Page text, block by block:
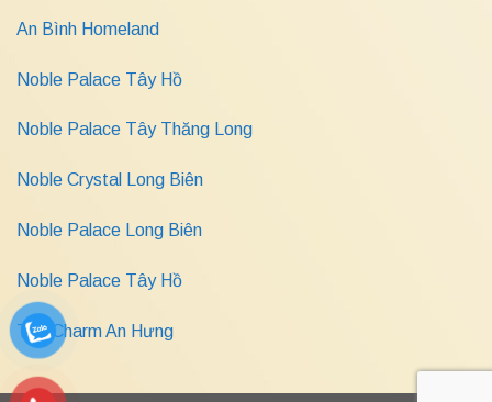
An Bình Homeland
Noble Palace Tây Hồ
Noble Palace Tây Thăng Long
Noble Crystal Long Biên
Noble Palace Long Biên
Noble Palace Tây Hồ
The Charm An Hưng